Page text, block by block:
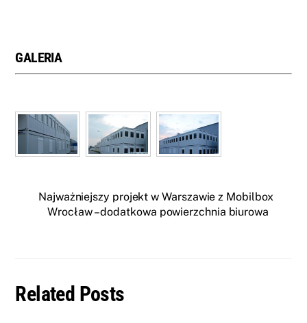
GALERIA
Najważniejszy projekt w Warszawie z Mobilbox
Wrocław – dodatkowa powierzchnia biurowa
Related Posts